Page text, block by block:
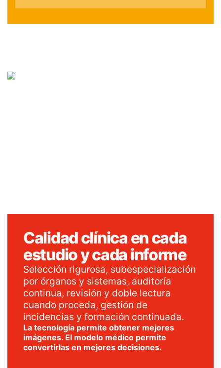
Calidad clínica en cada
estudio y cada informe
Selección rigurosa, subespecialización
por órganos y sistemas, auditoría
continua, revisión y doble lectura
cuando proceda, gestión de
incidencias y formación continuada.
La tecnología permite obtener mejores
imágenes. El modelo médico permite
convertirlas en mejores decisiones.